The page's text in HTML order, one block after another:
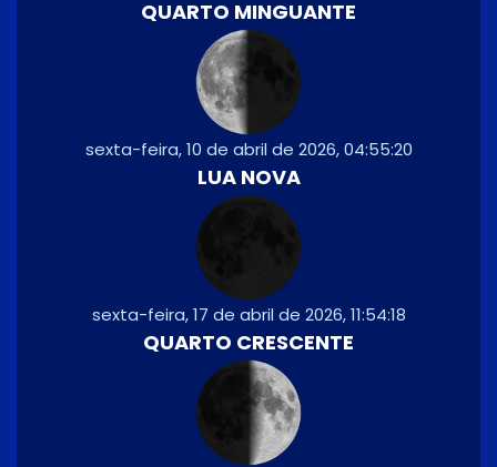
QUARTO MINGUANTE
sexta-feira, 10 de abril de 2026, 04:55:20
LUA NOVA
sexta-feira, 17 de abril de 2026, 11:54:18
QUARTO CRESCENTE